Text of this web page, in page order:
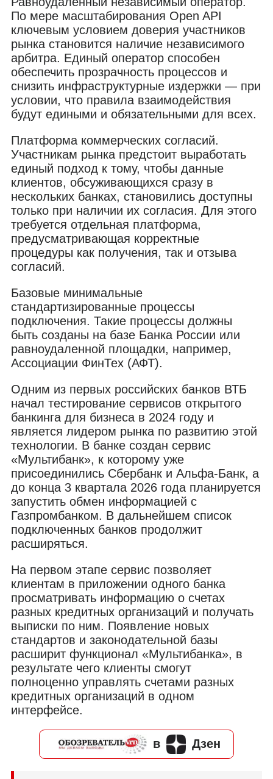
По мере масштабирования Open API
ключевым условием доверия участников
рынка становится наличие независимого
арбитра. Единый оператор способен
обеспечить прозрачность процессов и
снизить инфраструктурные издержки — при
условии, что правила взаимодействия
будут едиными и обязательными для всех.
Платформа коммерческих согласий.
Участникам рынка предстоит выработать
единый подход к тому, чтобы данные
клиентов, обсуживающихся сразу в
нескольких банках, становились доступны
только при наличии их согласия. Для этого
требуется отдельная платформа,
предусматривающая корректные
процедуры как получения, так и отзыва
согласий.
Базовые минимальные
стандартизированные процессы
подключения. Такие процессы должны
быть созданы на базе Банка России или
равноудаленной площадки, например,
Ассоциации ФинТех (АФТ).
Одним из первых российских банков ВТБ
начал тестирование сервисов открытого
банкинга для бизнеса в 2024 году и
является лидером рынка по развитию этой
технологии. В банке создан сервис
«Мультибанк», к которому уже
присоединились Сбербанк и Альфа-Банк, а
до конца 3 квартала 2026 года планируется
запустить обмен информацией с
Газпромбанком. В дальнейшем список
подключенных банков продолжит
расширяться.
На первом этапе сервис позволяет
клиентам в приложении одного банка
просматривать информацию о счетах
разных кредитных организаций и получать
выписки по ним. Появление новых
стандартов и законодательной базы
расширит функционал «Мультибанка», в
результате чего клиенты смогут
полноценно управлять счетами разных
кредитных организаций в одном
интерфейсе.
в Дзен